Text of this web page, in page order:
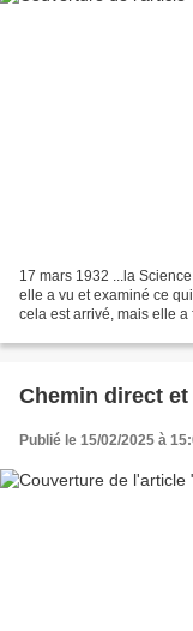
17 mars 1932 ...la
elle a vu et examiné ce
cela est arrivé, mais elle
Chemin direct
Publié le 15/02/2025 à